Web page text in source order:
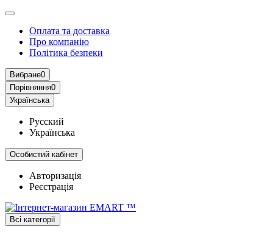
Оплата та доставка
Про компанію
Політика безпеки
Вибране0
Порівняння0
Українська
Русский
Українська
Особистий кабінет
Авторизація
Реєстрація
Всі категорії